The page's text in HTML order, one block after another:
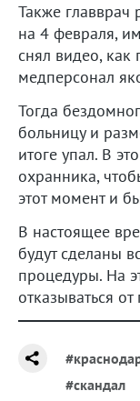
Также главврач
на 4 февраля,
снял видео, как
медперсонал
Тогда
больницу и
итоге упал. В
охранника,
этот момент и
В настоящее
будут сделаны
процедуры. На
отказываться
#скандал